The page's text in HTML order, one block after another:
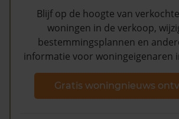
Blijf op de hoogte van
woningen in de verkoop,
bestemmingsplannen en
informatie voor woningeigenaren
Gratis woningnieuws